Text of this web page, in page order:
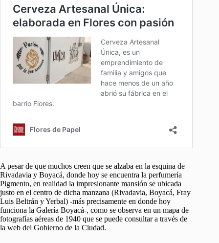
A pesar de que muchos creen que se alzaba en la esquina de
Rivadavia y Boyacá, donde hoy se encuentra la perfumería
Pigmento, en realidad la impresionante mansión se ubicada
justo en el centro de dicha manzana (Rivadavia, Boyacá, Fray
Luis Beltrán y Yerbal) -más precisamente en donde hoy
funciona la Galería Boyacá-, como se observa en un mapa de
fotografías aéreas de 1940 que se puede consultar a través de
la web del Gobierno de la Ciudad.